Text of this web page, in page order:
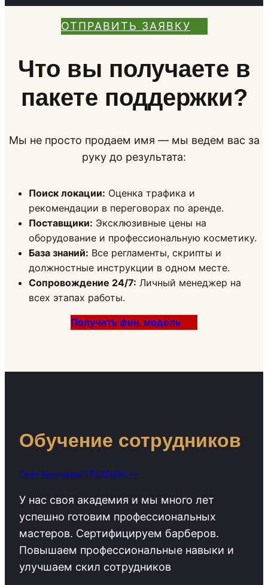
ОТПРАВИТЬ ЗАЯВКУ
Что вы получаете в
пакете поддержки?
Мы не просто продаем имя — мы ведем вас за
руку до результата:
Поиск локации: Оценка трафика и
рекомендации в переговорах по аренде.
Поставщики: Эксклюзивные цены на
оборудование и профессиональную косметику.
База знаний: Все регламенты, скрипты и
должностные инструкции в одном месте.
Сопровождение 24/7: Личный менеджер на
всех этапах работы.
Получить фин. модель
Обучение сотрудников
Сайт Академии TRUEMAN >>
У нас своя академия и мы много лет
успешно готовим профессиональных
мастеров. Сертифицируем барберов.
Повышаем профессиональные навыки и
улучшаем скил сотрудников